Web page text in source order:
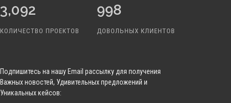
3,582
КОЛИЧЕСТВО ПРОЕКТОВ
1,141
ДОВОЛЬНЫХ КЛИЕНТОВ
Подпишитесь на нашу Email рассылку для получения
Важных новостей, Удивительных предложений и
Уникальных кейсов: